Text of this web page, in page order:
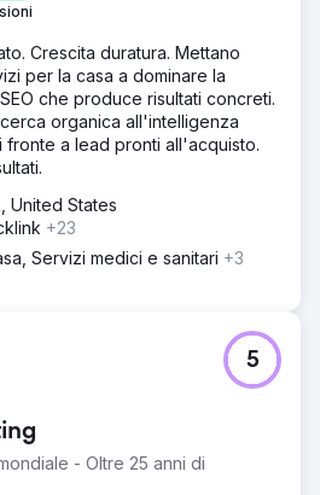
Crescita duratura. Mettano
per la casa a dominare la
che produce risultati concreti.
organica all'intelligenza
fronte a lead pronti all'acquisto.
United States
+23
Servizi medici e sanitari +3
- Oltre 25 anni di
5